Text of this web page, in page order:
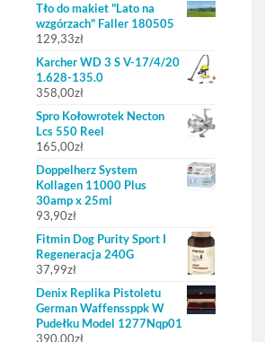
Tło do makiet "Lato na
wzgórzach" Faller 180505
129,33zł
Karcher WD 3 S V-17/4/20
1.628-135.0
358,00zł
Spro Kołowrotek Necton
Lcs 550 Reel
165,00zł
Doppelherz System
Kollagen 11000 Plus
30amp x 25ml
93,90zł
Fitmin Dog Purity Sport I
Regeneracja 240G
37,99zł
Denix Replika Pistoletu
German Waffenssppk W
Pudełku Model 1277Nqp01
390,00zł